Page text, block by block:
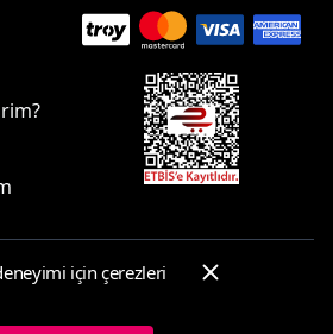
-
için çerezleri